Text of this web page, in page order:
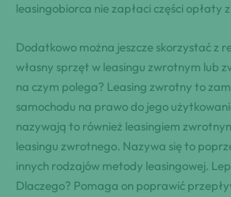
leasingobiorca nie zapłaci części opłaty
Dodatkowo można jeszcze skorzystać z
własny sprzęt w leasingu zwrotnym lub
na czym polega? Leasing zwrotny to
samochodu na prawo do jego
nazywają to również leasingiem
leasingu zwrotnego. Nazywa się to
innych rodzajów metody leasingowej.
Dlaczego? Pomaga on poprawić